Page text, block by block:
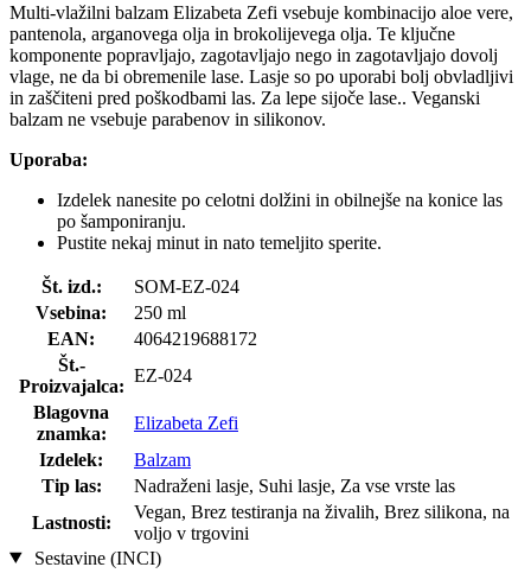
Multi-vlažilni balzam Elizabeta Zefi vsebuje kombinacijo aloe vere,
pantenola, arganovega olja in brokolijevega olja. Te ključne
komponente popravljajo, zagotavljajo nego in zagotavljajo dovolj
vlage, ne da bi obremenile lase. Lasje so po uporabi bolj obvladljivi
in zaščiteni pred poškodbami las. Za lepe sijoče lase.. Veganski
balzam ne vsebuje parabenov in silikonov.
Uporaba:
Izdelek nanesite po celotni dolžini in obilnejše na konice las
po šamponiranju.
Pustite nekaj minut in nato temeljito sperite.
Št. izd.:
SOM-EZ-024
Vsebina:
250 ml
EAN:
4064219688172
Št.-
Proizvajalca:
EZ-024
Blagovna
znamka:
Elizabeta Zefi
Izdelek:
Balzam
Tip las:
Nadraženi lasje, Suhi lasje, Za vse vrste las
Lastnosti:
Vegan, Brez testiranja na živalih, Brez silikona, na
voljo v trgovini
Sestavine (INCI)